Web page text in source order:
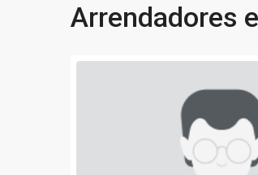
Arrendadores